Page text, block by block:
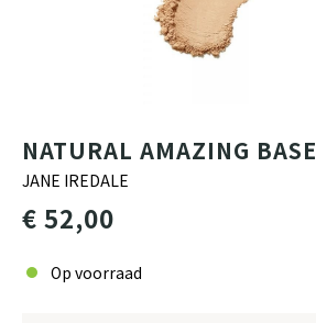
NATURAL AMAZING BASE
JANE IREDALE
€ 52,00
Op voorraad